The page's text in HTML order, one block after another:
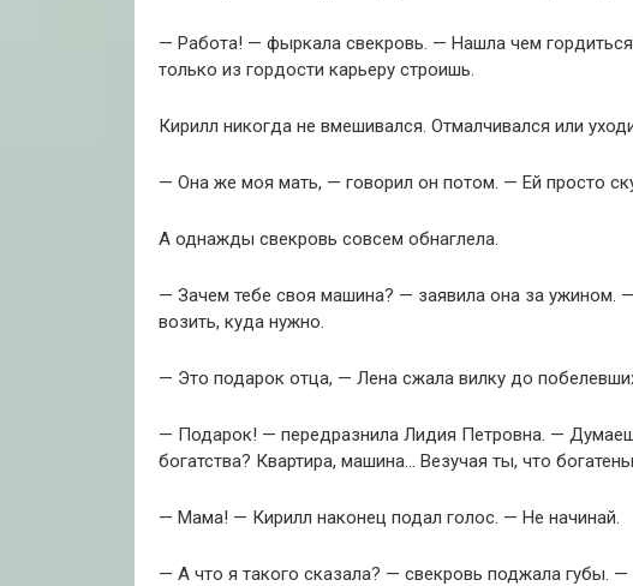
— Работа! — фыркала свекровь. — Нашла чем
только из гордости карьеру строишь.
Кирилл никогда не вмешивался. Отмалчивался или
— Она же моя мать, — говорил он потом. — Ей просто
А однажды свекровь совсем обнаглела.
— Зачем тебе своя машина? — заявила она за ужином.
возить, куда нужно.
— Это подарок отца, — Лена сжала вилку до
— Подарок! — передразнила Лидия Петровна. —
богатства? Квартира, машина… Везучая ты, что
— Мама! — Кирилл наконец подал голос. — Не начинай.
— А что я такого сказала? — свекровь поджала губы.